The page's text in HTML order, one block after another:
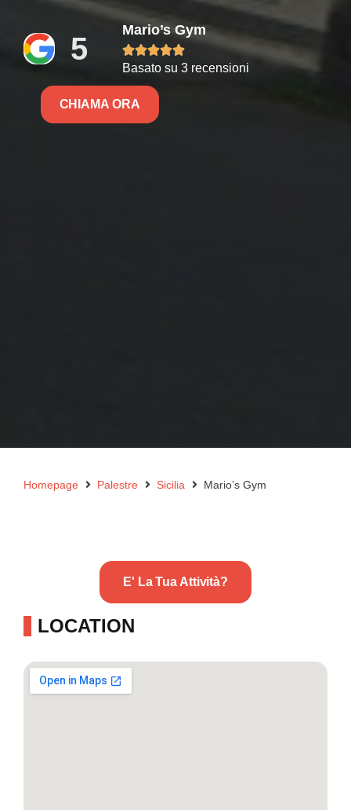
5
Mario’s Gym

Basato su 3 recensioni
CHIAMA ORA
Homepage Palestre Sicilia Mario’s Gym
E' La Tua Attività?
LOCATION